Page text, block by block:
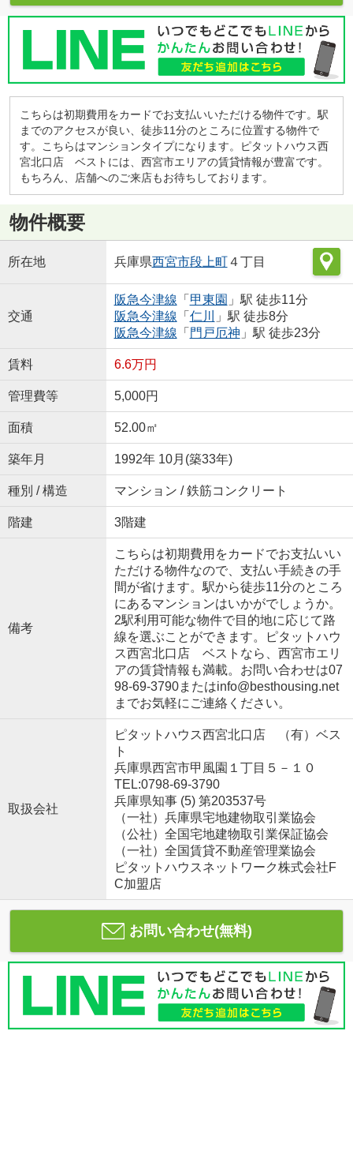
こちらは初期費用をカードでお支払いいただける物件です。駅
までのアクセスが良い、徒歩11分のところに位置する物件で
す。こちらはマンションタイプになります。ピタットハウス西
宮北口店 ベストには、西宮市エリアの賃貸情報が豊富です。
もちろん、店舗へのご来店もお待ちしております。
物件概要
所在地 兵庫県西宮市段上町４丁目
交通
阪急今津線 「 甲東園 」駅 徒歩11分
阪急今津線 「 仁川
」駅 徒歩8分
阪急今津線 「 門戸厄神 」駅 徒歩23分
賃料 6.6万円
管理費等 5,000円
面積 52.00㎡
築年月 1992年 10月(築33年)
種別 / 構造 マンション / 鉄筋コンクリート
階建 3階建
備考
こちらは初期費用をカードでお支払いい
ただける物件なので、支払い手続きの手
間が省けます。駅から徒歩11分のところ
にあるマンションはいかがでしょうか。
2駅利用可能な物件で目的地に応じて路
線を選ぶことができます。ピタットハウ
ス西宮北口店 ベストなら、西宮市エリ
アの賃貸情報も満載。お問い合わせは07
98-69-3790またはinfo@besthousing.net
までお気軽にご連絡ください。
取扱会社
ピタットハウス西宮北口店 （有）ベス
ト
兵庫県西宮市甲風園１丁目５－１０
TEL:0798-69-3790
兵庫県知事 (5) 第203537号
（一社）兵庫県宅地建物取引業協会
（公社）全国宅地建物取引業保証協会
（一社）全国賃貸不動産管理業協会
ピタットハウスネットワーク株式会社F
C加盟店
お問い合わせ(無料)